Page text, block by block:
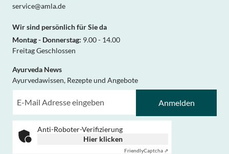
service@amla.de
Wir sind persönlich für Sie da
Montag - Donnerstag: 9.00 - 14.00
Freitag Geschlossen
Ayurveda News
Ayurvedawissen, Rezepte und Angebote
Anmelden
Anti-Roboter-Verifizierung
Hier klicken
FriendlyCaptcha ⇗